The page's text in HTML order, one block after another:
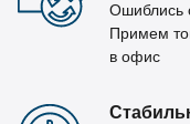
Ошиблись
Примем
в офис